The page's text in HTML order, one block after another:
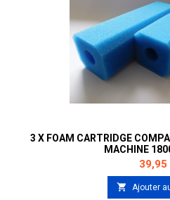
3 X FOAM CARTRIDGE
MACHINE
Prix
39,95
 Ajouter